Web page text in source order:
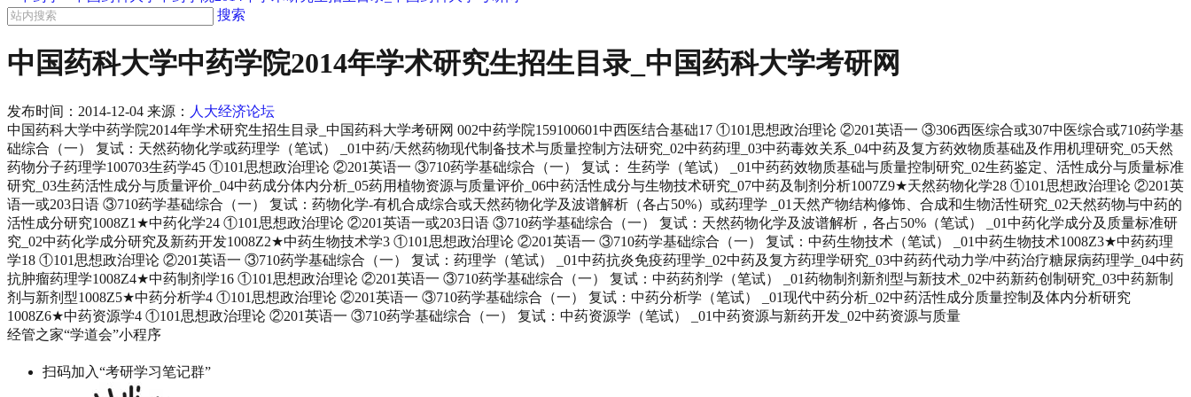
搜索
中国药科大学中药学院2014年学术研究生招生目录_中国药科大学考研网
发布时间： 2014-12-04 来源： 人大经济论坛
中国药科大学中药学院2014年学术研究生招生目录_中国药科大学考研网 002中药学院159100601中西医结合基础17 ①101思想政治理论 ②201英语一 ③306西医综合或307中医综合或710药学基
础综合（一） 复试：天然药物化学或药理学（笔试） _01中药/天然药物现代制备技术与质量控制方法研究_02中药药理_03中药毒效关系_04中药及复方药效物质基础及作用机理研究_05天然
药物分子药理学100703生药学45 ①101思想政治理论 ②201英语一 ③710药学基础综合（一） 复试： 生药学（笔试） _01中药药效物质基础与质量控制研究_02生药鉴定、活性成分与质量标准
研究_03生药活性成分与质量评价_04中药成分体内分析_05药用植物资源与质量评价_06中药活性成分与生物技术研究_07中药及制剂分析1007Z9★天然药物化学28 ①101思想政治理论 ②201英
语一或203日语 ③710药学基础综合（一） 复试：药物化学-有机合成综合或天然药物化学及波谱解析（各占50%）或药理学 _01天然产物结构修饰、合成和生物活性研究_02天然药物与中药的
活性成分研究1008Z1★中药化学24 ①101思想政治理论 ②201英语一或203日语 ③710药学基础综合（一） 复试：天然药物化学及波谱解析，各占50%（笔试） _01中药化学成分及质量标准研
究_02中药化学成分研究及新药开发1008Z2★中药生物技术学3 ①101思想政治理论 ②201英语一 ③710药学基础综合（一） 复试：中药生物技术（笔试） _01中药生物技术1008Z3★中药药理
学18 ①101思想政治理论 ②201英语一 ③710药学基础综合（一） 复试：药理学（笔试） _01中药抗炎免疫药理学_02中药及复方药理学研究_03中药药代动力学/中药治疗糖尿病药理学_04中药
抗肿瘤药理学1008Z4★中药制剂学16 ①101思想政治理论 ②201英语一 ③710药学基础综合（一） 复试：中药药剂学（笔试） _01药物制剂新剂型与新技术_02中药新药创制研究_03中药新制
剂与新剂型1008Z5★中药分析学4 ①101思想政治理论 ②201英语一 ③710药学基础综合（一） 复试：中药分析学（笔试） _01现代中药分析_02中药活性成分质量控制及体内分析研究
1008Z6★中药资源学4 ①101思想政治理论 ②201英语一 ③710药学基础综合（一） 复试：中药资源学（笔试） _01中药资源与新药开发_02中药资源与质量
经管之家“学道会”小程序
扫码加入“考研学习笔记群”